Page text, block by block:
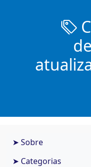
➤ Sobre
➤ Categorias